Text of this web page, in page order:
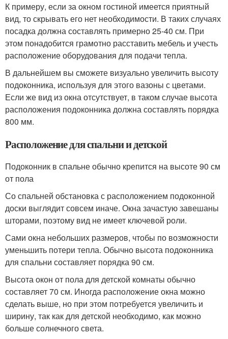
К примеру, если за окном гостиной имеется приятный
вид, то скрывать его нет необходимости. В таких случаях
посадка должна составлять примерно 25-40 см. При
этом понадобится грамотно расставить мебель и учесть
расположение оборудования для подачи тепла.
В дальнейшем вы сможете визуально увеличить высоту
подоконника, используя для этого вазоны с цветами.
Если же вид из окна отсутствует, в таком случае высота
расположения подоконника должна составлять порядка
800 мм.
Расположение для спальни и детской
Подоконник в спальне обычно крепится на высоте 90 см
от пола
Со спальней обстановка с расположением подоконной
доски выглядит совсем иначе. Окна зачастую завешаны
шторами, поэтому вид не имеет ключевой роли.
Сами окна небольших размеров, чтобы по возможности
уменьшить потери тепла. Обычно высота подоконника
для спальни составляет порядка 90 см.
Высота окон от пола для детской комнаты обычно
составляет 70 см. Иногда расположение окна можно
сделать выше, но при этом потребуется увеличить и
ширину, так как для детской необходимо, как можно
больше солнечного света.